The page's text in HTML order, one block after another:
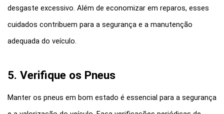
desgaste excessivo. Além de economizar em reparos, esses
cuidados contribuem para a segurança e a manutenção
adequada do veículo.
5. Verifique os Pneus
Manter os pneus em bom estado é essencial para a segurança